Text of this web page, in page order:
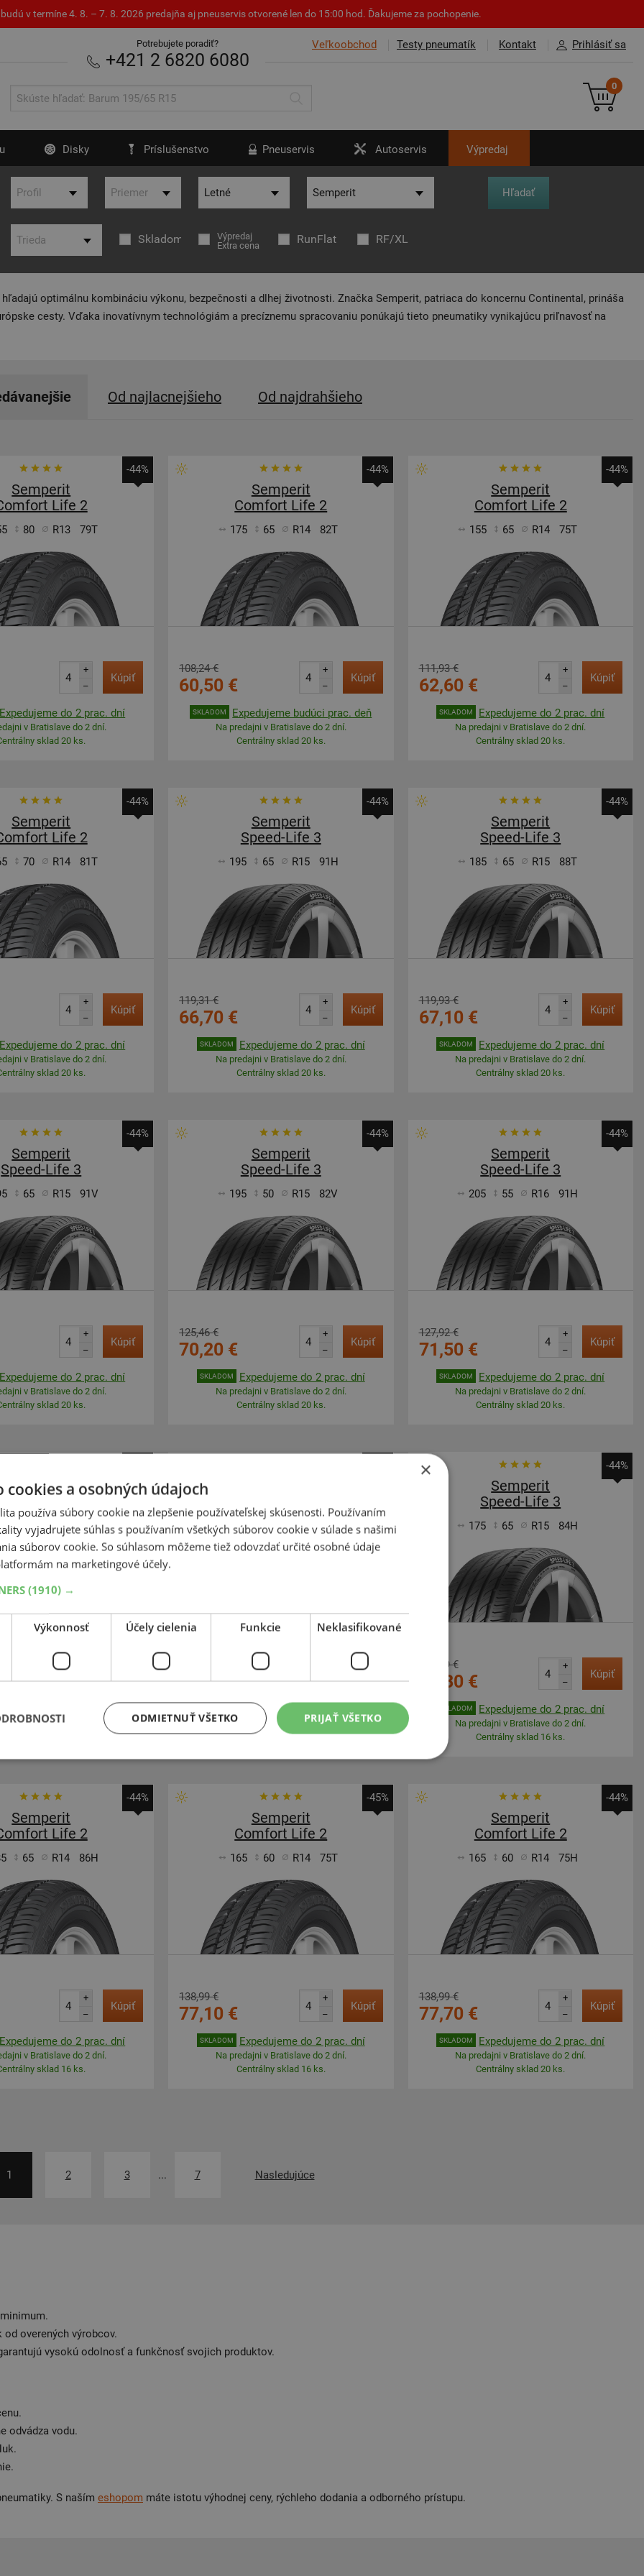
v termíne 4. 8. – 7. 8. 2026 predajňa aj pneuservis otvorené len do 15:00 hod. Ďakujeme za pochopenie.
Veľkoobchod Testy pneumatík Kontakt Prihlásiť sa
Potrebujete poradiť?
+421 2 6820 6080
0
Disky Príslušenstvo Pneuservis Autoservis Výpredaj
Skladom
Výpredaj
Extra cena
RunFlat RF/XL
optimálnu kombináciu výkonu, bezpečnosti a dlhej životnosti. Značka Semperit, patriaca do koncernu Continental, prináša
cesty. Vďaka inovatívnym technológiám a precíznemu spracovaniu ponúkajú tieto pneumatiky vynikajúcu priľnavosť na
Od najlacnejšieho Od najdrahšieho
-44%
Semperit
Life 2
80 R13 79T
+
–
Kúpiť
Expedujeme do 2 prac. dní
v Bratislave do 2 dní.
sklad 20 ks.
-44%
Semperit
Comfort Life 2
175 65 R14 82T
108,24 €
60,50 €
+
–
Kúpiť
SKLADOM Expedujeme budúci prac. deň
Na predajni v Bratislave do 2 dní.
Centrálny sklad 20 ks.
-44%
Semperit
Comfort Life 2
155 65 R14 75T
111,93 €
62,60 €
+
–
Kúpiť
SKLADOM Expedujeme do 2 prac. dní
Na predajni v Bratislave do 2 dní.
Centrálny sklad 20 ks.
-44%
Semperit
Life 2
70 R14 81T
+
–
Kúpiť
Expedujeme do 2 prac. dní
v Bratislave do 2 dní.
sklad 20 ks.
-44%
Semperit
Speed-Life 3
195 65 R15 91H
119,31 €
66,70 €
+
–
Kúpiť
SKLADOM Expedujeme do 2 prac. dní
Na predajni v Bratislave do 2 dní.
Centrálny sklad 20 ks.
-44%
Semperit
Speed-Life 3
185 65 R15 88T
119,93 €
67,10 €
+
–
Kúpiť
SKLADOM Expedujeme do 2 prac. dní
Na predajni v Bratislave do 2 dní.
Centrálny sklad 20 ks.
-44%
Semperit
Speed-Life 3
65 R15 91V
+
–
Kúpiť
Expedujeme do 2 prac. dní
v Bratislave do 2 dní.
sklad 20 ks.
-44%
Semperit
Speed-Life 3
195 50 R15 82V
125,46 €
70,20 €
+
–
Kúpiť
SKLADOM Expedujeme do 2 prac. dní
Na predajni v Bratislave do 2 dní.
Centrálny sklad 20 ks.
-44%
Semperit
Speed-Life 3
205 55 R16 91H
127,92 €
71,50 €
+
–
Kúpiť
SKLADOM Expedujeme do 2 prac. dní
Na predajni v Bratislave do 2 dní.
Centrálny sklad 20 ks.
Semperit
65 R15 95T
–
budúci prac. deň
v Bratislave do 2 dní.
165 65 R15 81T
75,30 €
–
Kúpiť
Expedujeme do 2 prac. dní
Na predajni v Bratislave do 2 dní.
Centrálny sklad 20 ks.
-44%
Semperit
Speed-Life 3
175 65 R15 84H
134,69 €
75,30 €
+
–
Kúpiť
SKLADOM Expedujeme do 2 prac. dní
Na predajni v Bratislave do 2 dní.
Centrálny sklad 16 ks.
-44%
Semperit
Life 2
65 R14 86H
+
–
Kúpiť
Expedujeme do 2 prac. dní
v Bratislave do 2 dní.
sklad 16 ks.
-45%
Semperit
Comfort Life 2
165 60 R14 75T
138,99 €
77,10 €
+
–
Kúpiť
SKLADOM Expedujeme do 2 prac. dní
Na predajni v Bratislave do 2 dní.
Centrálny sklad 16 ks.
-44%
Semperit
Comfort Life 2
165 60 R14 75H
138,99 €
77,70 €
+
–
Kúpiť
SKLADOM Expedujeme do 2 prac. dní
Na predajni v Bratislave do 2 dní.
Centrálny sklad 20 ks.
1 2 3 ... 7 Nasledujúce
overených výrobcov.
vysokú odolnosť a funkčnosť svojich produktov.
odvádza vodu.
S naším eshopom máte istotu výhodnej ceny, rýchleho dodania a odborného prístupu.
×
cookies a osobných údajoch
používa súbory cookie na zlepšenie používateľskej skúsenosti. Používaním
vyjadrujete súhlas s používaním všetkých súborov cookie v súlade s našimi
súborov cookie. So súhlasom môžeme tiež odovzdať určité osobné údaje
na marketingové účely.
(1910) →
Výkonnosť Účely cielenia Funkcie Neklasifikované
PRIJAŤ VŠETKO
ODMIETNUŤ VŠETKO